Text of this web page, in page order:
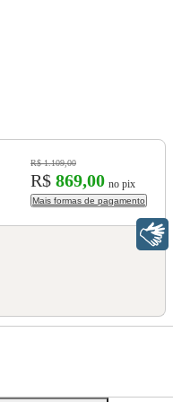
R$ 1.109,00
R$ 869,00 no pix
Mais formas de pagamento